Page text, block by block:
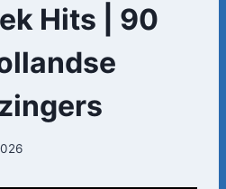
Hits | 90